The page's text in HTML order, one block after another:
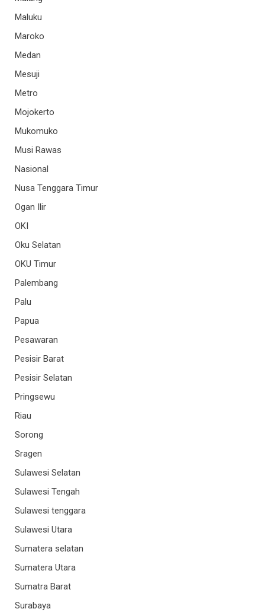
Maluku
Maroko
Medan
Mesuji
Metro
Mojokerto
Mukomuko
Musi Rawas
Nasional
Nusa Tenggara Timur
Ogan Ilir
OKI
Oku Selatan
OKU Timur
Palembang
Palu
Papua
Pesawaran
Pesisir Barat
Pesisir Selatan
Pringsewu
Riau
Sorong
Sragen
Sulawesi Selatan
Sulawesi Tengah
Sulawesi tenggara
Sulawesi Utara
Sumatera selatan
Sumatera Utara
Sumatra Barat
Surabaya